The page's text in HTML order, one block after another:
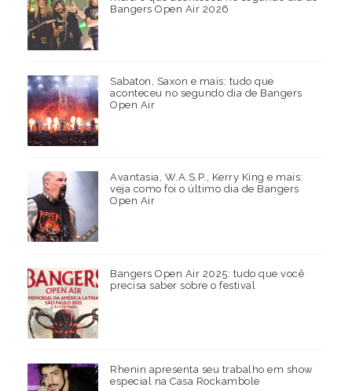
Bangers Open Air 2026
Sabaton, Saxon e mais: tudo que
aconteceu no segundo dia de Bangers
Open Air
Avantasia, W.A.S.P., Kerry King e mais:
veja como foi o último dia de Bangers
Open Air
Bangers Open Air 2025: tudo que você
precisa saber sobre o festival
Rhenin apresenta seu trabalho em show
especial na Casa Rockambole